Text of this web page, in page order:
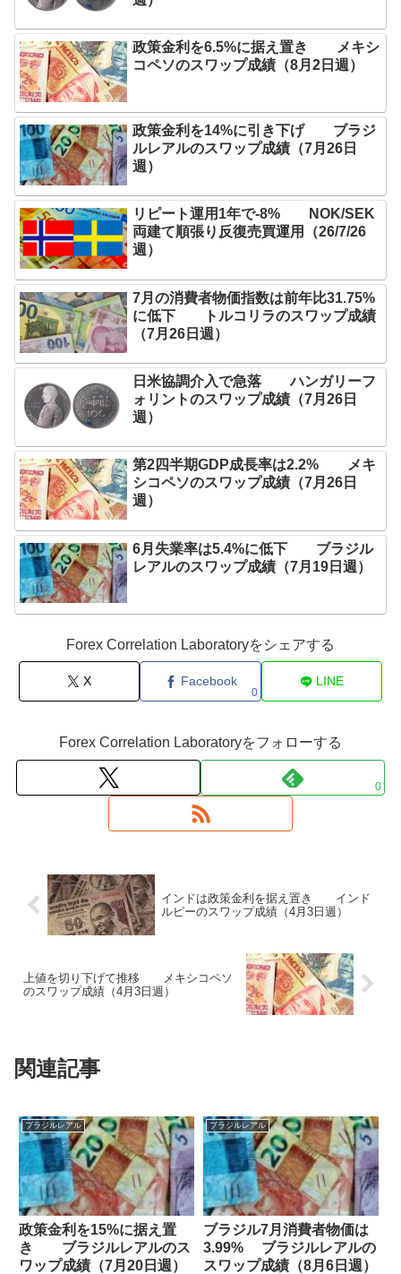
政策金利を6.5%に据え置き メキシ
コペソのスワップ成績（8月2日週）
政策金利を14%に引き下げ ブラジ
ルレアルのスワップ成績（7月26日
週）
リピート運用1年で-8% NOK/SEK
両建て順張り反復売買運用（26/7/26
週）
7月の消費者物価指数は前年比31.75%
に低下 トルコリラのスワップ成績
（7月26日週）
日米協調介入で急落 ハンガリーフ
ォリントのスワップ成績（7月26日
週）
第2四半期GDP成長率は2.2% メキ
シコペソのスワップ成績（7月26日
週）
6月失業率は5.4%に低下 ブラジル
レアルのスワップ成績（7月19日週）
Forex Correlation Laboratoryをシェアする
X Facebook
0
LINE
Forex Correlation Laboratoryをフォローする
0
インドは政策金利を据え置き インド
ルピーのスワップ成績（4月3日週）
上値を切り下げて推移 メキシコペソ
のスワップ成績（4月3日週）
関連記事
ブラジルレアル
政策金利を15%に据え置
き ブラジルレアルのス
ワップ成績（7月20日週）
ブラジルレアル
ブラジル7月消費者物価は
3.99% ブラジルレアルの
スワップ成績（8月6日週）